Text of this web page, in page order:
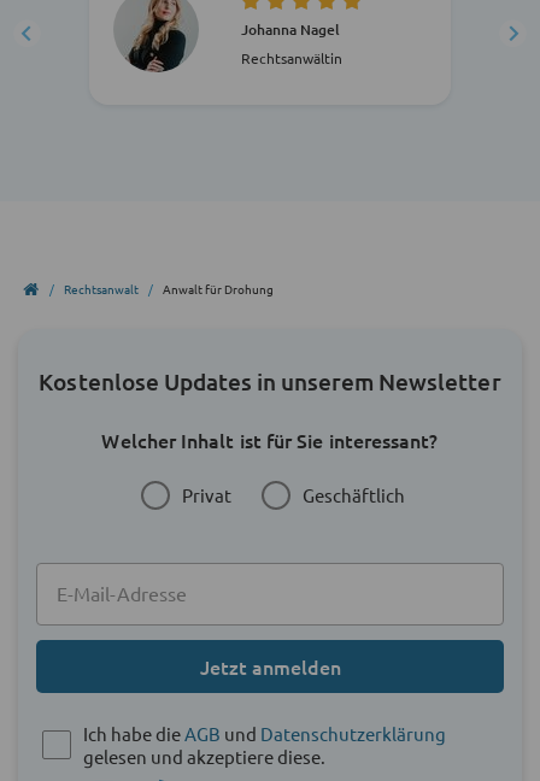
Johanna Nagel
Rechtsanwältin
Rechtsanwalt Anwalt für Drohung
Kostenlose Updates in unserem Newsletter
Welcher Inhalt ist für Sie interessant?
Privat Geschäftlich
Jetzt anmelden
Ich habe die AGB und Datenschutzerklärung
gelesen und akzeptiere diese.